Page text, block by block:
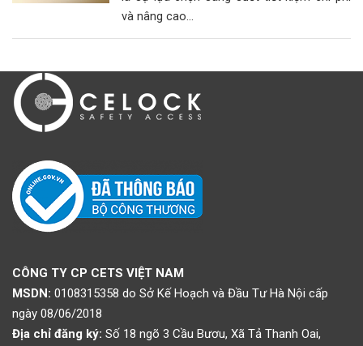
và nâng cao...
CÔNG TY CP CETS VIỆT NAM
MSDN: 0108315358 do Sở Kế Hoạch và Đầu Tư Hà Nội cấp
ngày 08/06/2018
Địa chỉ đăng ký: Số 18 ngõ 3 Cầu Bươu, Xã Tả Thanh Oai,